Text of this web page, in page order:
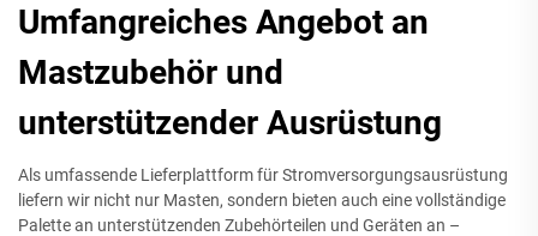
Umfangreiches Angebot an
Mastzubehör und
unterstützender Ausrüstung
Als umfassende Lieferplattform für Stromversorgungsausrüstung
liefern wir nicht nur Masten, sondern bieten auch eine vollständige
Palette an unterstützenden Zubehörteilen und Geräten an –